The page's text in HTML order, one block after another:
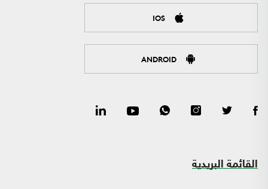
IOS
ANDROID
القائمة البريدية